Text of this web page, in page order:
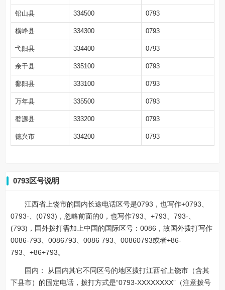
铅山县 334500 0793
横峰县 334300 0793
弋阳县 334400 0793
余干县 335100 0793
鄱阳县 333100 0793
万年县 335500 0793
婺源县 333200 0793
德兴市 334200 0793
0793区号说明
江西省上饶市的国内长途电话区号是0793，也写作+0793、
0793-、(0793)，忽略前面的0，也写作793、+793、793-、
(793)，国外拨打需加上中国的国际区号：0086，故国外拨打写作
0086-793、0086793、0086 793、00860793或者+86-
793、+86+793。
国内： 从国内其它不同区号的地区拨打江西省上饶市（含其
下县市）的固定电话，拨打方式是“0793-XXXXXXXX”（注意拨号